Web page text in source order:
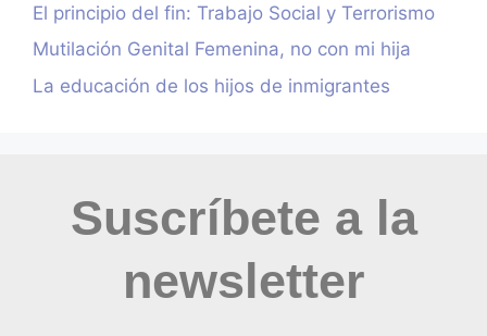
El principio del fin: Trabajo Social y Terrorismo
Mutilación Genital Femenina, no con mi hija
La educación de los hijos de inmigrantes
Suscríbete a la
newsletter